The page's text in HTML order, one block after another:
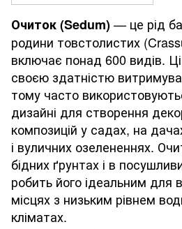
Очиток (Sedum)— це рід
родини товстолистих
включає понад 600 видів.
своєю здатністю
тому часто
дизайні для створення
композицій у садах, на
і вуличних озелененнях.
бідних ґрунтах і в
робить його ідеальним для
місцях з низьким рівнем
кліматах.